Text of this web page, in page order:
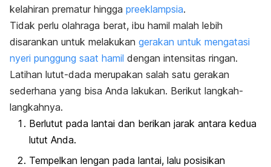
kelahiran prematur hingga preeklampsia.
Tidak perlu olahraga berat, ibu hamil malah lebih
disarankan untuk melakukan gerakan untuk mengatasi
nyeri punggung saat hamil dengan intensitas ringan.
Latihan lutut-dada merupakan salah satu gerakan
sederhana yang bisa Anda lakukan. Berikut langkah-
langkahnya.
Berlutut pada lantai dan berikan jarak antara kedua
lutut Anda.
Tempelkan lengan pada lantai, lalu posisikan